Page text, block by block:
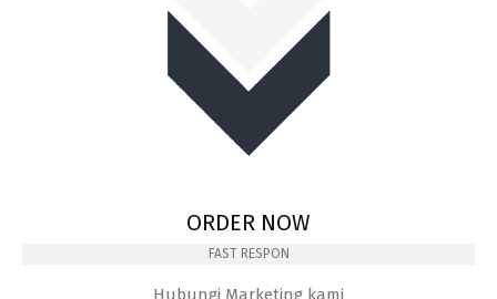
ORDER NOW
FAST RESPON
Hubungi Marketing kami